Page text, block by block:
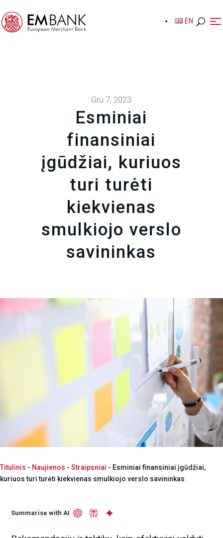
EN
EN
Gru 7, 2023
Esminiai
finansiniai
įgūdžiai, kuriuos
turi turėti
kiekvienas
smulkiojo verslo
savininkas
Titulinis - Naujienos - Straipsniai - Esminiai finansiniai įgūdžiai,
kuriuos turi turėti kiekvienas smulkiojo verslo savininkas
Summarise with AI